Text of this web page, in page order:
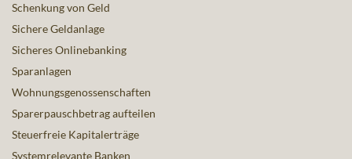
Schenkung von Geld
Sichere Geldanlage
Sicheres Onlinebanking
Sparanlagen
Wohnungsgenossenschaften
Sparerpauschbetrag aufteilen
Steuerfreie Kapitalerträge
Systemrelevante Banken